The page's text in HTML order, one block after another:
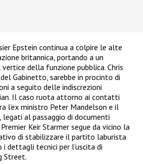
Epstein continua a colpire le alte
britannica, portando a un
della funzione pubblica. Chris
Gabinetto, sarebbe in procinto di
a seguito delle indiscrezioni
Il caso ruota attorno ai contatti
l’ex ministro Peter Mandelson e il
legati al passaggio di documenti
Keir Starmer segue da vicino la
di stabilizzare il partito laburista
i dettagli tecnici per l’uscita di
Street.